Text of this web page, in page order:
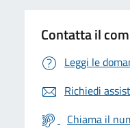
Contatta il
Leggi le
Richiedi
Chiama il